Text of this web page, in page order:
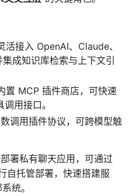
活接入 OpenAI、Claude、
成知识库检索与上下文引
置 MCP 插件商店，可快速
用接口。
调用插件协议，可跨模型触
署私有聊天应用，可通过
自托管部署，快速搭建服
统。